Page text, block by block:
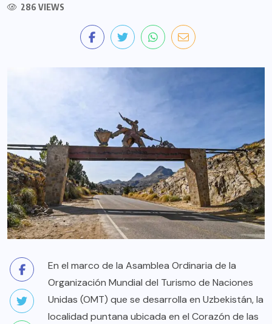
286 VIEWS
En el marco de la Asamblea Ordinaria de la
Organización Mundial del Turismo de Naciones
Unidas (OMT) que se desarrolla en Uzbekistán, la
localidad puntana ubicada en el Corazón de las